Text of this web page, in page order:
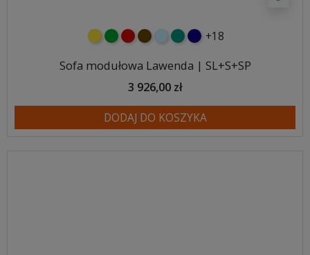
żółtyzielonyczerwony
czekoladowy
błękitnyturkusowy
granatowy
+18
Sofa modułowa Lawenda | SL+S+SP
3 926,00 zł
DODAJ DO KOSZYKA